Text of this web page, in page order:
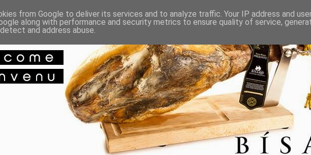
from Google to deliver its services and to analyze traffic. Your IP address and
along with performance and security metrics to ensure quality of service,
and address abuse.